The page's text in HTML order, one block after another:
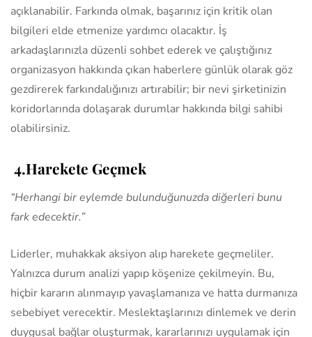
açıklanabilir. Farkında olmak, başarınız için kritik olan
bilgileri elde etmenize yardımcı olacaktır. İş
arkadaşlarınızla düzenli sohbet ederek ve çalıştığınız
organizasyon hakkında çıkan haberlere günlük olarak göz
gezdirerek farkındalığınızı artırabilir; bir nevi şirketinizin
koridorlarında dolaşarak durumlar hakkında bilgi sahibi
olabilirsiniz.
4.Harekete Geçmek
“Herhangi bir eylemde bulunduğunuzda diğerleri bunu
fark edecektir.”
Liderler, muhakkak aksiyon alıp harekete geçmeliler.
Yalnızca durum analizi yapıp köşenize çekilmeyin. Bu,
hiçbir kararın alınmayıp yavaşlamanıza ve hatta durmanıza
sebebiyet verecektir. Meslektaşlarınızı dinlemek ve derin
duygusal bağlar oluşturmak, kararlarınızı uygulamak için